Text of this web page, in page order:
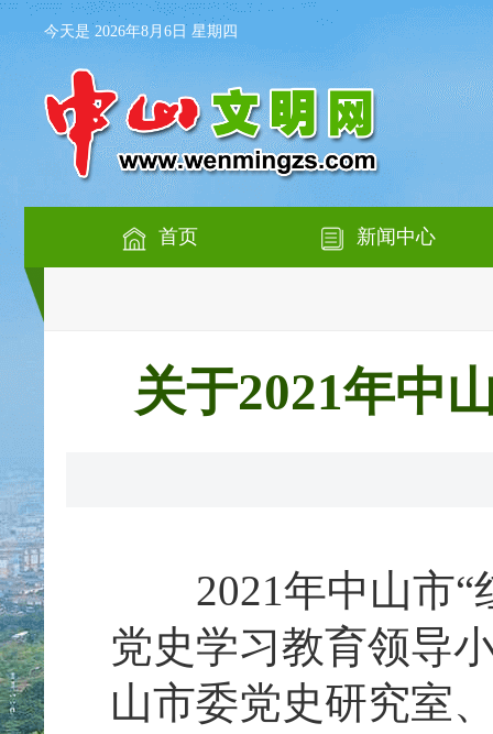
今天是 2026年8月6日 星期四
首页 新闻中心
关于2021年中
2021年中山市“
党史学习教育领导
山市委党史研究室